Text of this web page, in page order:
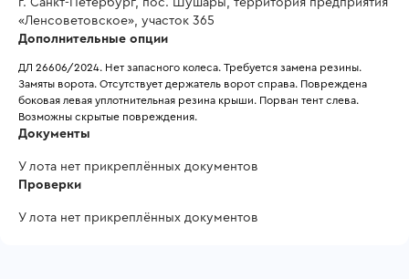
г. Санкт-Петербург, пос. Шушары, территория предприятия
«Ленсоветовское», участок 365
Дополнительные опции
ДЛ 26606/2024. Нет запасного колеса. Требуется замена резины.
Замяты ворота. Отсутствует держатель ворот справа. Повреждена
боковая левая уплотнительная резина крыши. Порван тент слева.
Возможны скрытые повреждения.
Документы
У лота нет прикреплённых документов
Проверки
У лота нет прикреплённых документов